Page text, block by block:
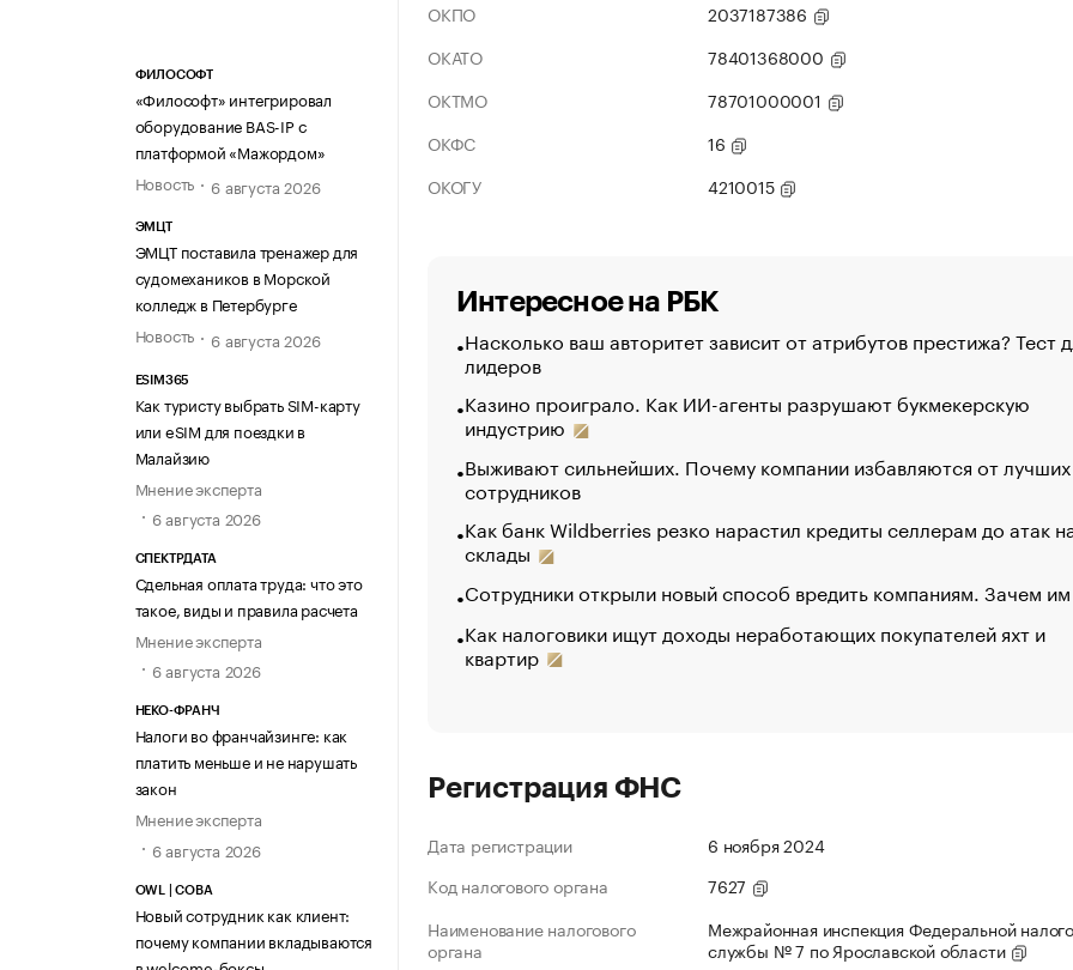
ФИЛОСОФТ
«Философт» интегрировал
оборудование BAS-IP с
платформой «Мажордом»
Новость
6 августа 2026
ЭМЦТ
ЭМЦТ поставила тренажер для
судомехаников в Морской
колледж в Петербурге
Новость
6 августа 2026
ESIM365
Как туристу выбрать SIM-карту
или eSIM для поездки в
Малайзию
Мнение эксперта
6 августа 2026
СПЕКТРДАТА
Сдельная оплата труда: что это
такое, виды и правила расчета
Мнение эксперта
6 августа 2026
НЕКО-ФРАНЧ
Налоги во франчайзинге: как
платить меньше и не нарушать
закон
Мнение эксперта
6 августа 2026
OWL | СОВА
Новый сотрудник как клиент:
почему компании вкладываются
ОКПО
2037187386
ОКАТО
78401368000
ОКТМО
78701000001
ОКФС
16
ОКОГУ
4210015
Интересное на РБК
Насколько ваш авторитет зависит от атрибутов престижа? Тест
лидеров
Казино проиграло. Как ИИ-агенты разрушают букмекерскую
индустрию
Выживают сильнейших. Почему компании избавляются от лучших
сотрудников
Как банк Wildberries резко нарастил кредиты селлерам до атак
склады
Сотрудники открыли новый способ вредить компаниям. Зачем
Как налоговики ищут доходы неработающих покупателей яхт и
квартир
Регистрация ФНС
Дата регистрации
6 ноября 2024
Код налогового органа
7627
Наименование налогового
органа
Межрайонная инспекция Федеральной
службы № 7 по Ярославской области